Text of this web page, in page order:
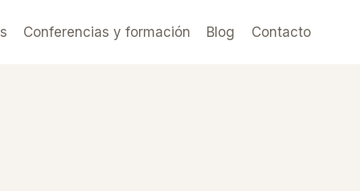
Conferencias y formación Blog Contacto